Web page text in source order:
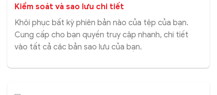
Kiểm soát và sao lưu chi tiết
Khôi phục bất kỳ phiên bản nào của tệp của bạn.
Cung cấp cho bạn quyền truy cập nhanh, chi tiết
vào tất cả các bản sao lưu của bạn.